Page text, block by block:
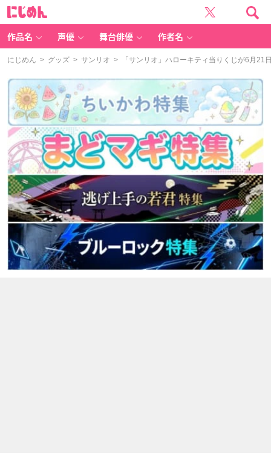
作品名 声優 舞台俳優 作者名
にじめん > グッズ > サンリオ > 「サンリオ」ハローキティ当りくじが6月21